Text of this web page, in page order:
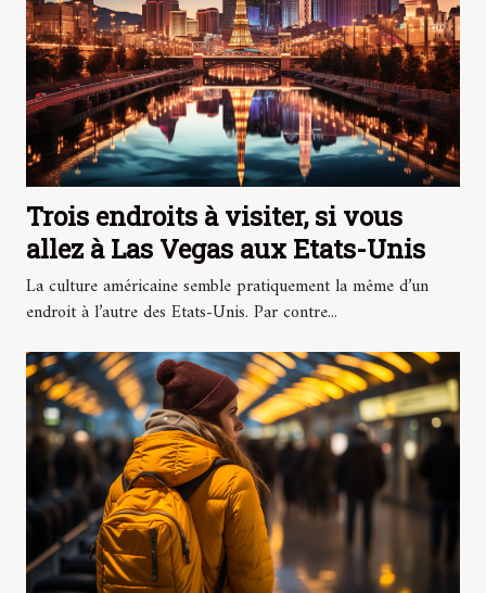
Trois endroits à visiter, si vous
allez à Las Vegas aux Etats-Unis
La culture américaine semble pratiquement la même d’un
endroit à l’autre des Etats-Unis. Par contre...